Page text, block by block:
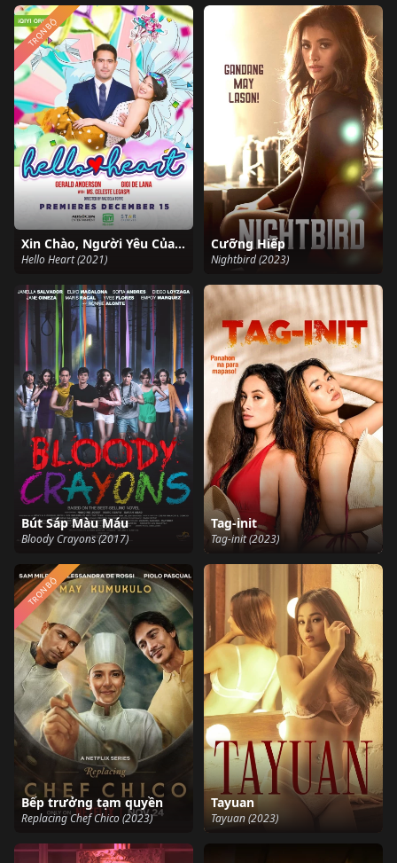
Xin Chào, Người Yêu Của Tôi
Hello Heart (2021)
TRỌN BỘ
Cưỡng Hiếp
Nightbird (2023)
Bút Sáp Màu Máu
Bloody Crayons (2017)
Tag-init
Tag-init (2023)
Bếp trưởng tạm quyền
Replacing Chef Chico (2023)
TRỌN BỘ
Tayuan
Tayuan (2023)